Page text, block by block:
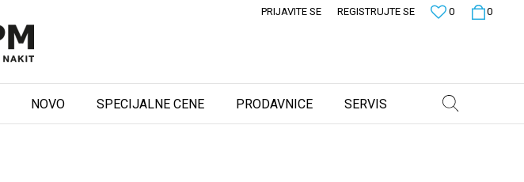
0
0
PRIJAVITE SE REGISTRUJTE SE
NOVO SPECIJALNE CENE PRODAVNICE SERVIS